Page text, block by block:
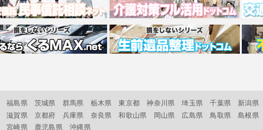
福島県 茨城県 群馬県 栃木県 東京都 神奈川県 埼玉県 千葉県 新潟県
滋賀県 京都府 兵庫県 奈良県 和歌山県 岡山県 広島県 鳥取県 島根県
宮崎県 鹿児島県 沖縄県